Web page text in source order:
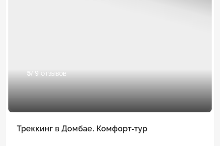
5/ 9 отзывов
Треккинг в Домбае. Комфорт-тур